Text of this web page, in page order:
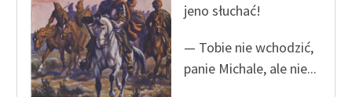
E-kolekcja lektur
szkolnych i literatury do
słuchania dla uczennic i
uczniów z
niepełnosprawnościami
jeno słuchać!
— Tobie nie wchodzić,
panie Michale, ale nie...